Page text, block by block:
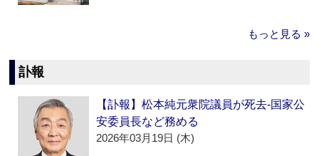
もっと見る »
訃報
【訃報】松本純元衆院議員が死去‐国家公
安委員長など務める
2026年03月19日 (木)